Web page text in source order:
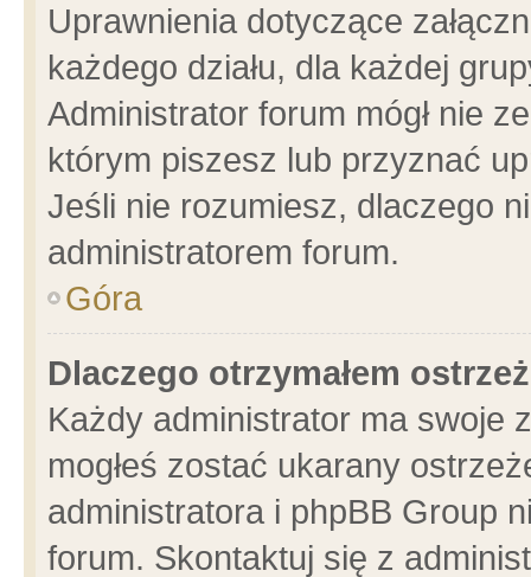
Uprawnienia dotyczące
każdego działu, dla każdej
Administrator forum mógł nie
którym piszesz lub przyznać
Jeśli nie rozumiesz, dlaczego
administratorem forum.
Góra
Dlaczego otrzymałem
Każdy administrator ma swoje
mogłeś zostać ukarany
administratora i phpBB Group
forum. Skontaktuj się z